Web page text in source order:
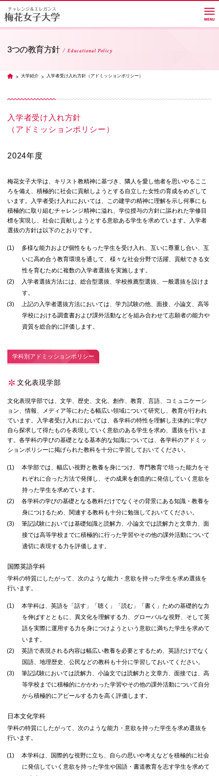
学部・学科・大学院
教員紹介サイト
進路・就職
産学連携
入試情報
072-643-6221
入試広報部
072-643-6566
3つの教育方針 Educational Policy
TOP大学紹介 入学者受け入れ方針（アドミッションポリシー）
入学者受け入れ方針
（アドミッションポリシー）
2024年度
梅花女子大学は、キリスト教精神に基づき、隣人を愛し他者を思いやるここ
ろを備え、積極的に社会に貢献しようとする自立した女性の育成をめざして
います。入学者受け入れにおいては、この建学の精神に理解を示し何事にも
積極的に取り組むチャレンジ精神に溢れ、学位授与の方針に謳われた学修目
標を実現し、社会に貢献しようとする意欲ある学生を求めています。入学者
選抜の方針は以下のとおりです。
(1)
多様な能力および個性をもった学生を受け入れ、互いに尊重し合い、互
いに高め合う教育環境を通して、様々な社会分野で活躍、貢献できる女
性を育むために複数の入学者選抜を実施します。
(2)
入学者選抜方法には、総合型選抜、学校推薦型選抜、一般選抜を設けま
す。
(3)
上記の入学者選抜方法においては、学力試験の他、面接、小論文、高等
学校における調査書および課外活動などを組み合わせて志願者の能力や
資質を総合的に評価します。
学科別アドミッションポリシー
文化表現学部
文化表現学部では、文学、歴史、文化、創作、教育、言語、コミュニケーシ
ョン、情報、メディア等にわたる幅広い領域について研究し、教育が行われ
ています。入学者受け入れにおいては、各学科の特性を理解し主体的に学び
自ら探求して得たものを表現していく意欲のある学生を求め、選抜を行いま
す。各学科の学びの基礎となる基本的な知識については、各学科のアドミッ
ションポリシーに掲げられた教科を十分に学習しておいてください。
(1)
本学部では、幅広い視野と教養を身につけ、専門教育で培った能力をそ
れぞれに合った方法で発揮し、その成果を創造的に発信していく意欲を
持った学生を求めています。
(2)
各学科の学びの基礎となる教科だけでなくその背景にある知識・教養を
身につけるため、関連する教科も十分に勉強しておいてください。
(3)
筆記試験においては基礎知識と読解力、小論文では読解力と文章力、面
接では高等学校までに積極的に行った学習やその他の課外活動について
適切に表現する力を評価します。
国際英語学科
学科の特質にしたがって、次のような能力・意欲を持った学生を求め選抜を
行います。
(1)
本学科は、英語を「話す」「聴く」「読む」「書く」ための基礎的な力
を伸ばすとともに、異文化を理解する力、グローバルな視野、そして英
語を実際に運用する力を身につけようという意欲に満ちた学生を求めて
います。
(2)
英語で表現される内容は幅広い教養を必要とするため、英語だけでなく
国語、地理歴史、公民などの教科も十分に学習しておいてください。
(3)
筆記試験においては読解力、小論文では読解力と文章力、面接では、高
等学校までに積極的にかかわった学習やその他の課外活動について自分
から積極的にアピールする力を高く評価します。
日本文化学科
学科の特質にしたがって、次のような能力・意欲を持った学生を求め選抜を
行います。
(1)
本学科は、国際的な視野に立ち、自らの思いや考えなどを積極的に社会
に発信していく意欲を持った学生や国語・書道教育を志す学生を求めて